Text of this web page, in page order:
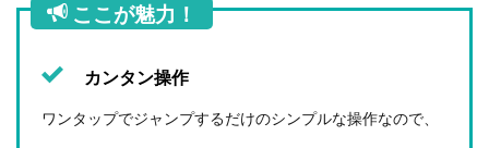
ここが魅力！
カンタン操作
ワンタップでジャンプするだけのシンプルな操作なので、